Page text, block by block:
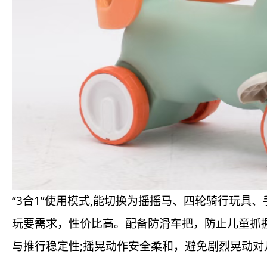
“3合1”使用模式,能切换为摇摇马、四轮骑行玩具
玩要需求，性价比高。配备防滑车把，防止儿童
与推行稳定性;摇晃动作安全柔和，避免剧烈晃动